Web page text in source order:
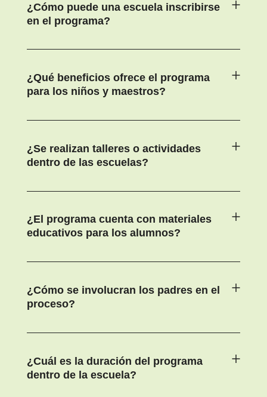
¿Cómo puede una escuela inscribirse
en el programa?
¿Qué beneficios ofrece el programa
para los niños y maestros?
¿Se realizan talleres o actividades
dentro de las escuelas?
¿El programa cuenta con materiales
educativos para los alumnos?
¿Cómo se involucran los padres en el
proceso?
¿Cuál es la duración del programa
dentro de la escuela?